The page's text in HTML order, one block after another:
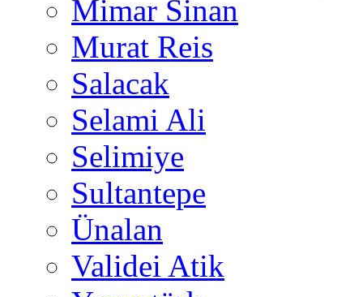
Mimar Sinan
Murat Reis
Salacak
Selami Ali
Selimiye
Sultantepe
Ünalan
Validei Atik